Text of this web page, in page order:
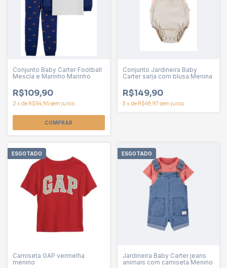
Conjunto Baby Carter Football
Mescla e Marinho Marinho
R$109,90
2 x de R$54,95sem juros
COMPRAR
Conjunto Jardineira Baby
Carter sarja com blusa Menina
R$149,90
3 x de R$49,97 sem juros
ESGOTADO
Camiseta GAP vermelha
menino
ESGOTADO
Jardineira Baby Carter jeans
animais com camiseta Menino